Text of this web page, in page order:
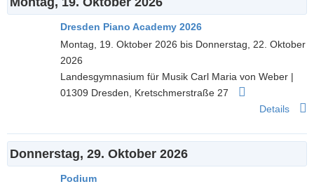
Dresden Piano Academy 2026
Montag, 19. Oktober 2026 bis Donnerstag, 22. Oktober
2026
Landesgymnasium für Musik Carl Maria von Weber |
01309 Dresden
Kretschmerstraße 27
Details
Donnerstag, 29. Oktober 2026
Podium